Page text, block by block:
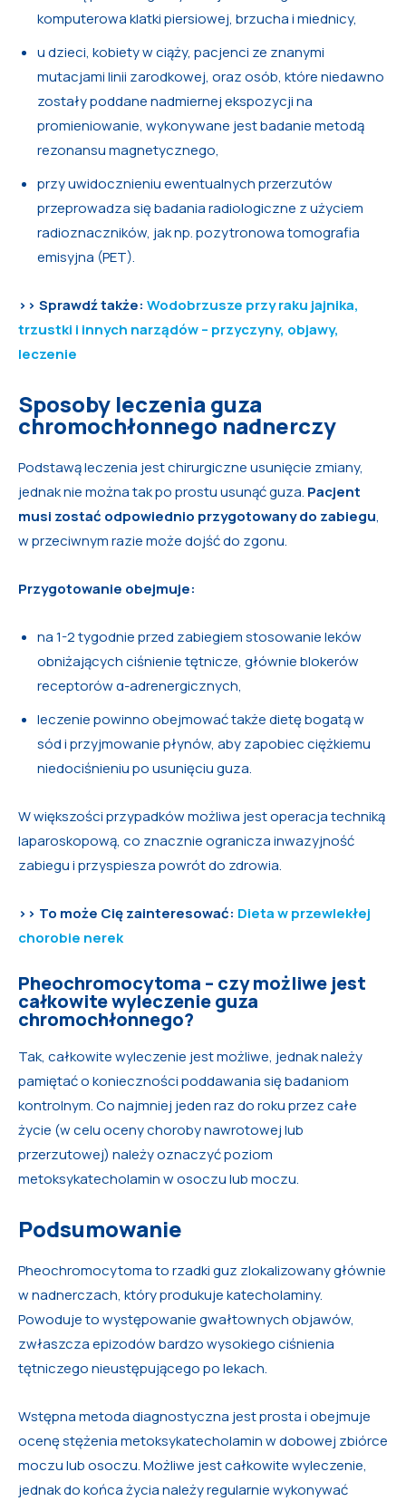
komputerowa klatki piersiowej, brzucha i miednicy,
u dzieci, kobiety w ciąży, pacjenci ze znanymi
mutacjami linii zarodkowej, oraz osób, które niedawno
zostały poddane nadmiernej ekspozycji na
promieniowanie, wykonywane jest badanie metodą
rezonansu magnetycznego,
przy uwidocznieniu ewentualnych przerzutów
przeprowadza się badania radiologiczne z użyciem
radioznaczników, jak np. pozytronowa tomografia
emisyjna (PET).
>> Sprawdź także: Wodobrzusze przy raku jajnika,
trzustki i innych narządów – przyczyny, objawy,
leczenie
Sposoby leczenia guza
chromochłonnego nadnerczy
Podstawą leczenia jest chirurgiczne usunięcie zmiany,
jednak nie można tak po prostu usunąć guza. Pacjent
musi zostać odpowiednio przygotowany do zabiegu,
w przeciwnym razie może dojść do zgonu.
Przygotowanie obejmuje:
na 1-2 tygodnie przed zabiegiem stosowanie leków
obniżających ciśnienie tętnicze, głównie blokerów
receptorów α-adrenergicznych,
leczenie powinno obejmować także dietę bogatą w
sód i przyjmowanie płynów, aby zapobiec ciężkiemu
niedociśnieniu po usunięciu guza.
W większości przypadków możliwa jest operacja techniką
laparoskopową, co znacznie ogranicza inwazyjność
zabiegu i przyspiesza powrót do zdrowia.
>> To może Cię zainteresować: Dieta w przewlekłej
chorobie nerek
Pheochromocytoma – czy możliwe jest
całkowite wyleczenie guza
chromochłonnego?
Tak, całkowite wyleczenie jest możliwe, jednak należy
pamiętać o konieczności poddawania się badaniom
kontrolnym. Co najmniej jeden raz do roku przez całe
życie (w celu oceny choroby nawrotowej lub
przerzutowej) należy oznaczyć poziom
metoksykatecholamin w osoczu lub moczu.
Podsumowanie
Pheochromocytoma to rzadki guz zlokalizowany głównie
w nadnerczach, który produkuje katecholaminy.
Powoduje to występowanie gwałtownych objawów,
zwłaszcza epizodów bardzo wysokiego ciśnienia
tętniczego nieustępującego po lekach.
Wstępna metoda diagnostyczna jest prosta i obejmuje
ocenę stężenia metoksykatecholamin w dobowej zbiórce
moczu lub osoczu. Możliwe jest całkowite wyleczenie,
jednak do końca życia należy regularnie wykonywać